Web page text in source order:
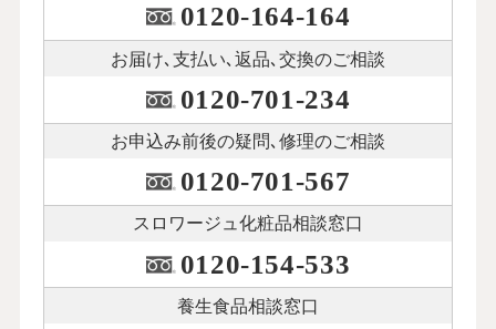
0120-164-164
お届け､支払い､ 返品､交換のご相談
0120-701-234
お申込み前後の疑問､修理のご相談
0120-701-567
スロワージュ化粧品相談窓口
0120-154-533
養生食品相談窓口